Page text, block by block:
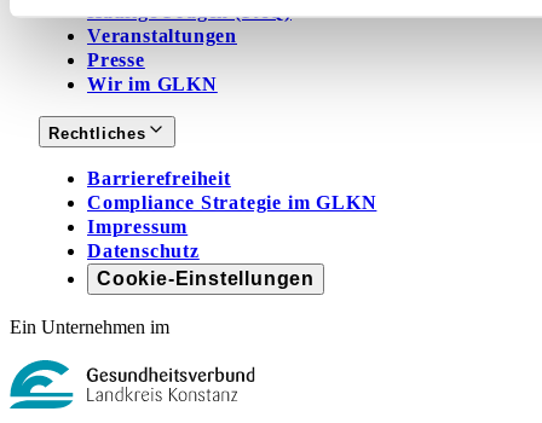
Häufige Fragen (FAQ)
Veranstaltungen
Presse
Wir im GLKN
Rechtliches
Barrierefreiheit
Compliance Strategie im GLKN
Impressum
Datenschutz
Cookie-Einstellungen
Ein Unternehmen im